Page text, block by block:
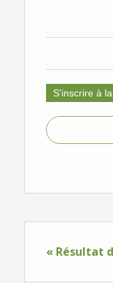
S'inscrire à
« Résultat